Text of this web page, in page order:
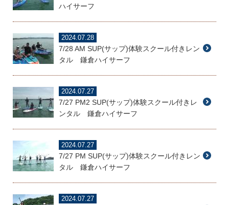
ハイサーフ
2024.07.28
7/28 AM SUP(サップ)体験スクール付きレン
タル 鎌倉ハイサーフ
2024.07.27
7/27 PM2 SUP(サップ)体験スクール付きレ
ンタル 鎌倉ハイサーフ
2024.07.27
7/27 PM SUP(サップ)体験スクール付きレン
タル 鎌倉ハイサーフ
2024.07.27